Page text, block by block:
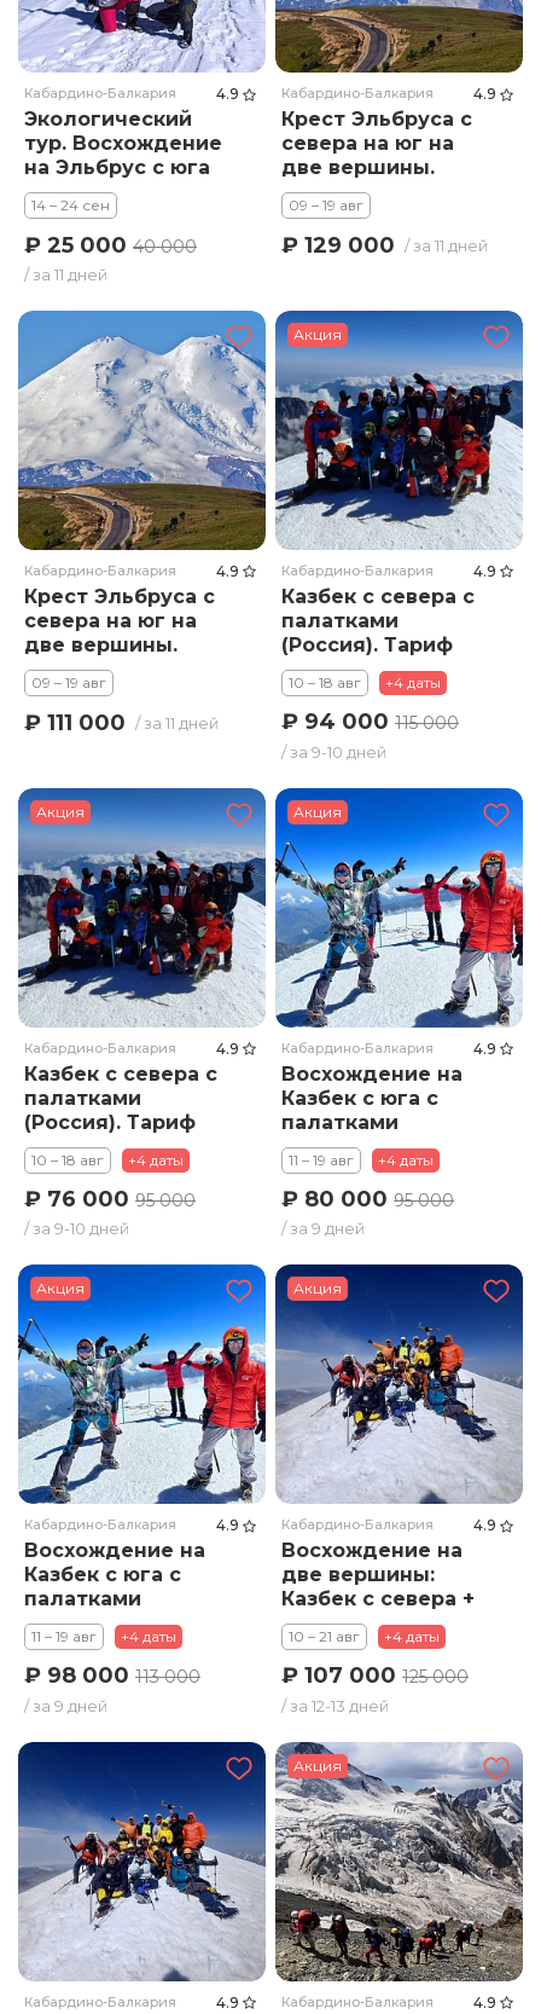
Кабардино-Балкария 4.9
Экологический
тур. Восхождение
на Эльбрус с юга
14 – 24 сен
₽ 25 000 40 000
/ за 11 дней
Кабардино-Балкария 4.9
Крест Эльбруса с
севера на юг на
две вершины.
Тариф Премиум
09 – 19 авг
₽ 129 000 / за 11 дней
Кабардино-Балкария 4.9
Крест Эльбруса с
севера на юг на
две вершины.
Тариф стандарт
09 – 19 авг
₽ 111 000 / за 11 дней
Акция
Кабардино-Балкария 4.9
Казбек с севера с
палатками
(Россия). Тариф
Премиум
10 – 18 авг +4 даты
₽ 94 000115 000
/ за 9-10 дней
Акция
Кабардино-Балкария 4.9
Казбек с севера с
палатками
(Россия). Тариф
Стандарт
10 – 18 авг +4 даты
₽ 76 000 95 000
/ за 9-10 дней
Акция
Кабардино-Балкария 4.9
Восхождение на
Казбек с юга с
палатками
(Грузия). Тариф
Стандарт
11 – 19 авг +4 даты
₽ 80 00095 000
/ за 9 дней
Акция
Кабардино-Балкария 4.9
Восхождение на
Казбек с юга с
палатками
(Грузия). Тариф
Премиум
11 – 19 авг +4 даты
₽ 98 000 113 000
/ за 9 дней
Акция
Кабардино-Балкария 4.9
Восхождение на
две вершины:
Казбек с севера +
Эльбрус. Тариф
Стандарт
10 – 21 авг +4 даты
₽ 107 000125 000
/ за 12-13 дней
Кабардино-Балкария 4.9
Акция
Кабардино-Балкария 4.9